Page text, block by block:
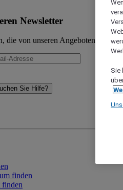
Newsletter
die von unseren Angeboten und
Sie Hilfe?
finden
finden
Sie